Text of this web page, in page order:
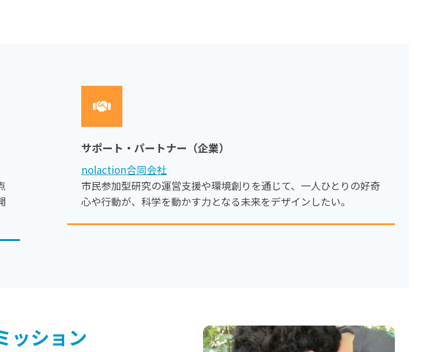
サポート・パートナー（企業）
nolaction合同会社
市民参加型研究の運営支援や環境創りを通じて、一人ひとりの好奇
心や行動が、科学を動かす力となる未来をデザインしたい。
ッション